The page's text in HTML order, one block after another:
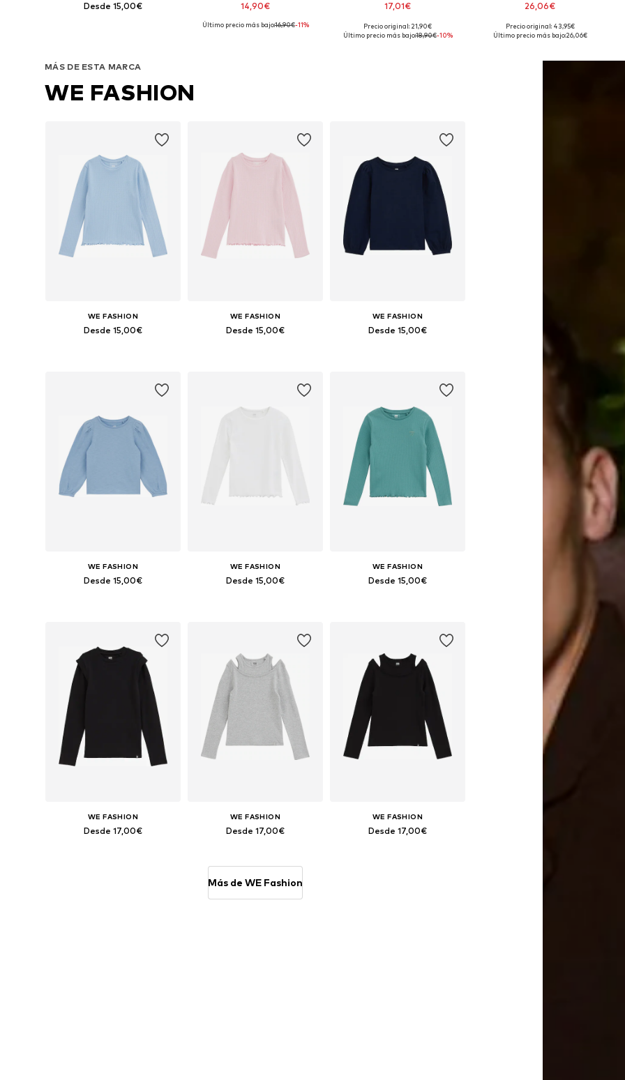
Desde 15,00€ 14,90€
Disponible en muchas tallas
Último precio más bajo:16,90€-11%
17,01€
Precio original: 21,90€
Último precio más bajo:18,90€-10%
26,06€
Disponible en muchas tallas
Precio original: 43,95€
Último precio más bajo:26,06€
MÁS DE ESTA MARCA
WE FASHION
WE FASHION
Desde 15,00€
WE FASHION
Desde 15,00€
WE FASHION
Desde 15,00€
WE FASHION
Desde 15,00€
WE FASHION
Desde 15,00€
WE FASHION
Desde 15,00€
WE FASHION
Desde 17,00€
WE FASHION
Desde 17,00€
WE FASHION
Desde 17,00€
Más de WE Fashion